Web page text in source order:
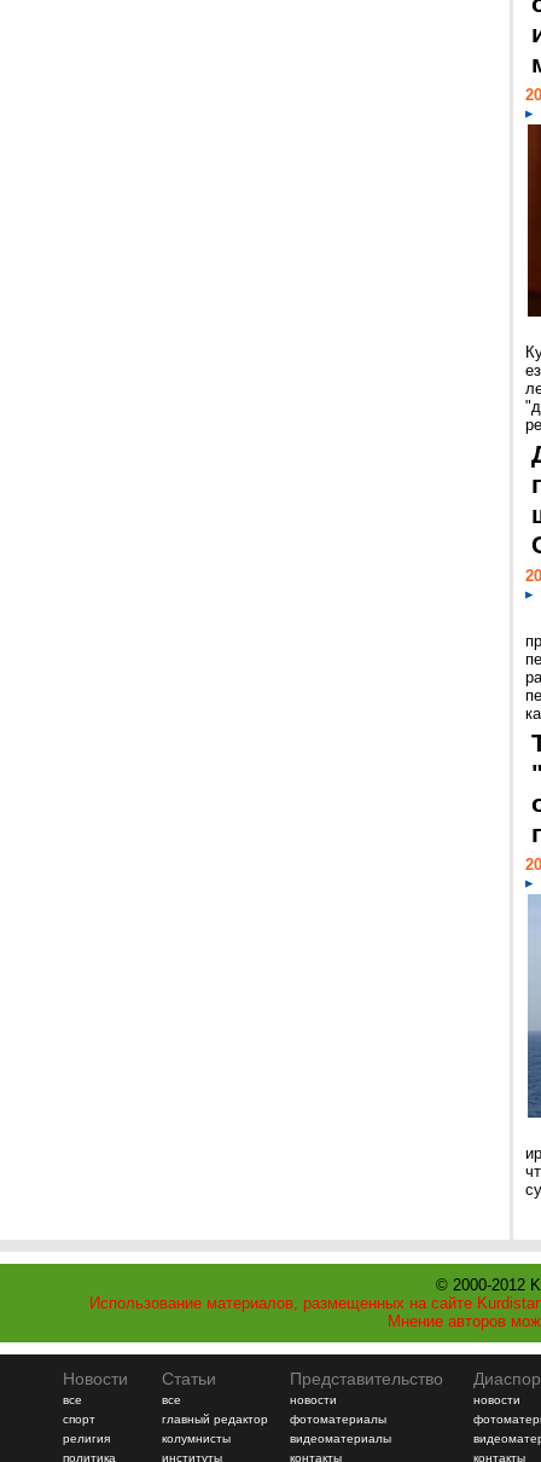
© 2000-2012
Использование материалов, размещенных на сайте
Мнение авторов
Новости
все
спорт
религия
политика
Статьи
все
главный редактор
колумнисты
институты
Представительство
новости
фотоматериалы
видеоматериалы
контакты
новости
контакты